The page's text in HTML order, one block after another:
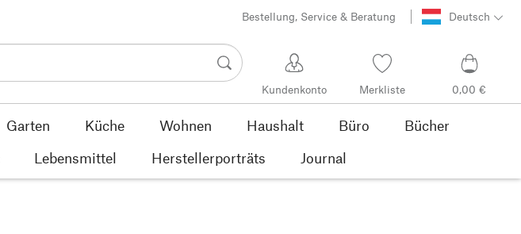
Bestellung, Service & Beratung Deutsch
Kundenkonto Merkliste 0,00 €
Garten Küche Wohnen Haushalt Büro
Bücher
Lebensmittel Herstellerporträts Journal